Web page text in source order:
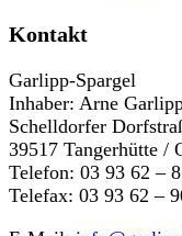
Kontakt
Garlipp-Spargel
Inhaber: Arne
Schelldorfer
39517 Tangerhütte /
Telefon: 03 93 62 –
Telefax: 03 93 62 –